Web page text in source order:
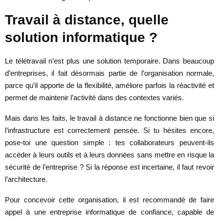
Travail à distance, quelle
solution informatique ?
Le télétravail n’est plus une solution temporaire. Dans beaucoup
d’entreprises, il fait désormais partie de l’organisation normale,
parce qu’il apporte de la flexibilité, améliore parfois la réactivité et
permet de maintenir l’activité dans des contextes variés.
Mais dans les faits, le travail à distance ne fonctionne bien que si
l’infrastructure est correctement pensée. Si tu hésites encore,
pose-toi une question simple : tes collaborateurs peuvent-ils
accéder à leurs outils et à leurs données sans mettre en risque la
sécurité de l’entreprise ? Si la réponse est incertaine, il faut revoir
l’architecture.
Pour concevoir cette organisation, il est recommandé de faire
appel à une entreprise informatique de confiance, capable de